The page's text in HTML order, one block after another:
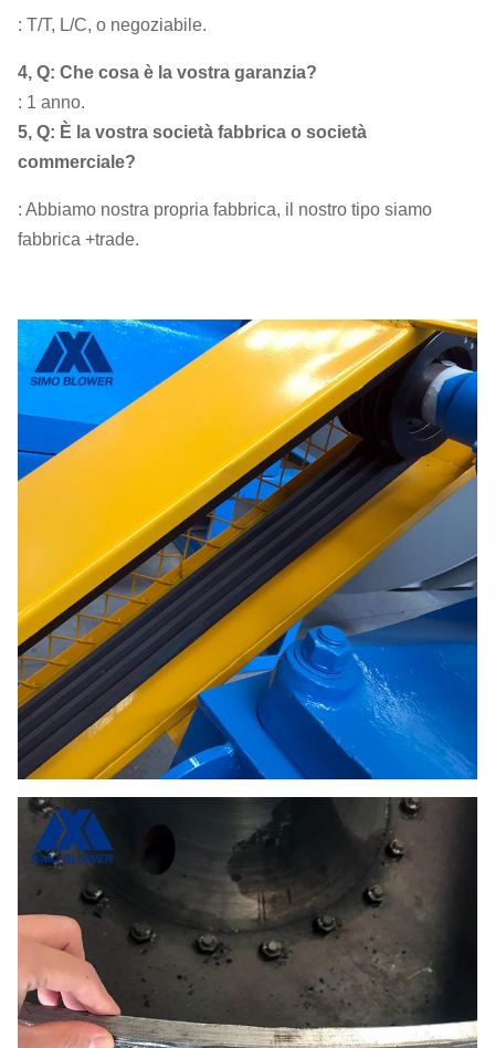
: T/T, L/C, o negoziabile.
4, Q: Che cosa è la vostra garanzia?
: 1 anno.
5, Q: È la vostra società fabbrica o società
commerciale?
: Abbiamo nostra propria fabbrica, il nostro tipo siamo
fabbrica +trade.